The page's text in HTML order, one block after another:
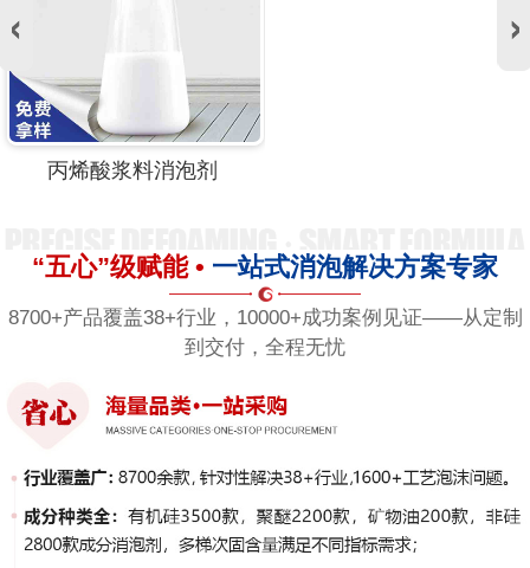
丙烯酸浆料消泡剂
“五心”级赋能 • 一站式消泡解决方案专家
8700+产品覆盖38+行业，10000+成功案例见证——从定制
到交付，全程无忧